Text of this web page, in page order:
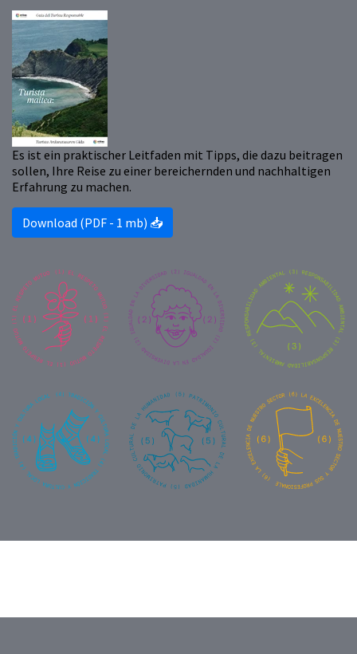
Es ist ein praktischer Leitfaden mit Tipps, die dazu beitragen
sollen, Ihre Reise zu einer bereichernden und nachhaltigen
Erfahrung zu machen.
Download (PDF - 1 mb) 📥